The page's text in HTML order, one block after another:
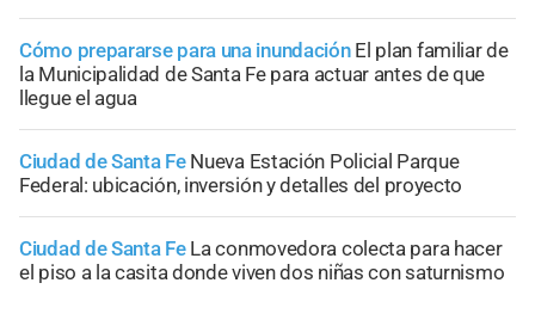
Cómo prepararse para una inundación El plan familiar de
la Municipalidad de Santa Fe para actuar antes de que
llegue el agua
Ciudad de Santa Fe Nueva Estación Policial Parque
Federal: ubicación, inversión y detalles del proyecto
Ciudad de Santa Fe La conmovedora colecta para hacer
el piso a la casita donde viven dos niñas con saturnismo